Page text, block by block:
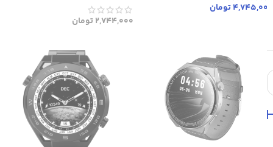
4,745,000تومان
2,744,000تومان